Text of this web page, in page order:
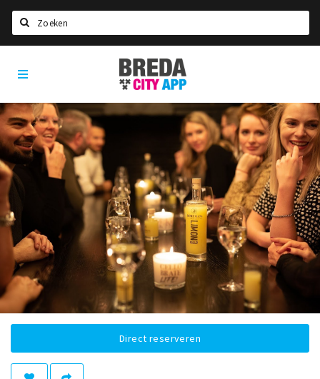
Home
Agenda
Deals
Party pics
Nieuws, interviews & blogs
Drinken
Slapen
Recreatief
Winkels
Parkeren
Breda
City
App
Direct reserveren